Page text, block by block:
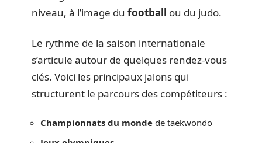
niveau, à l’image du football ou du judo.
Le rythme de la saison internationale
s’articule autour de quelques rendez-vous
clés. Voici les principaux jalons qui
structurent le parcours des compétiteurs :
Championnats du monde de taekwondo